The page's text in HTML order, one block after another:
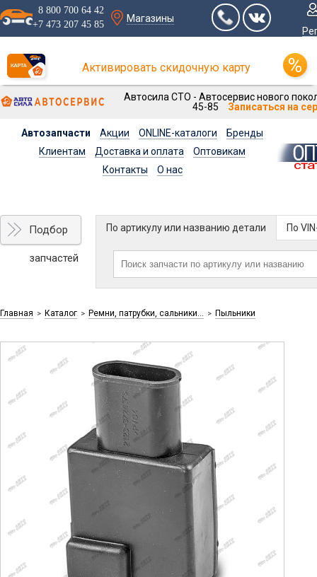
8 800 700 64 42
+7 473 207 45 85
Магазины
Активировать скидочную карту
Автосила СТО - Автосервис нового
45-85
Записаться на
Автозапчасти Акции ONLINE-каталоги
Бренды
Клиентам
Доставка и оплата
Оптовикам
Контакты
О нас
Подбор
запчастей
По артикулу или названию детали По
Главная > Каталог > Ремни, патрубки, сальники... > Пыльники